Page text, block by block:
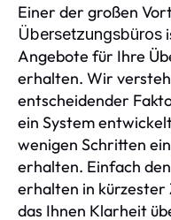
Einer der großen
Übersetzungsbüros
Angebote für Ihre
erhalten. Wir
entscheidender
ein System
wenigen Schritten
erhalten. Einfach
erhalten in
das Ihnen Klarheit